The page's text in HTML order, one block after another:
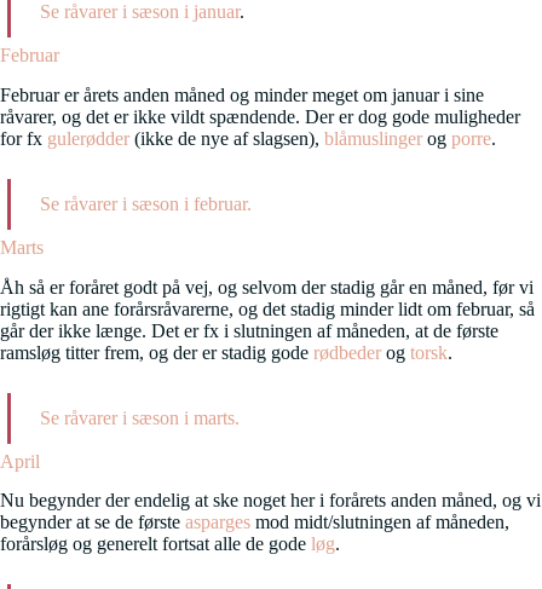
Se råvarer i sæson i januar.
Februar
Februar er årets anden måned og minder meget om januar i sine
råvarer, og det er ikke vildt spændende. Der er dog gode muligheder
for fx gulerødder (ikke de nye af slagsen), blåmuslinger og porre.
Se råvarer i sæson i februar.
Marts
Åh så er foråret godt på vej, og selvom der stadig går en måned, før vi
rigtigt kan ane forårsråvarerne, og det stadig minder lidt om februar, så
går der ikke længe. Det er fx i slutningen af måneden, at de første
ramsløg titter frem, og der er stadig gode rødbeder og torsk.
Se råvarer i sæson i marts.
April
Nu begynder der endelig at ske noget her i forårets anden måned, og vi
begynder at se de første asparges mod midt/slutningen af måneden,
forårsløg og generelt fortsat alle de gode løg.